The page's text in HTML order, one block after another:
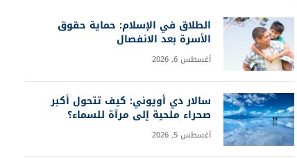
الطلاق في الإسلام: حماية حقوق
الأسرة بعد الانفصال
أغسطس 6, 2026
سالار دي أويوني: كيف تتحول أكبر
صحراء ملحية إلى مرآة للسماء؟
أغسطس 5, 2026